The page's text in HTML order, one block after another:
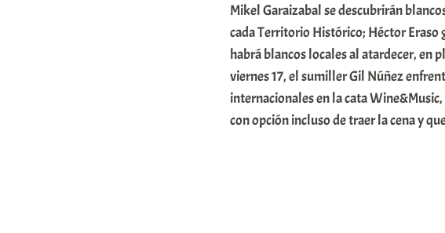
Mikel Garaizabal se descubrirán
cada Territorio Histórico; Héctor Eraso
habrá blancos locales al atardecer, en
viernes 17, el sumiller Gil Núñez
internacionales en la cata
con opción incluso de traer la cena y